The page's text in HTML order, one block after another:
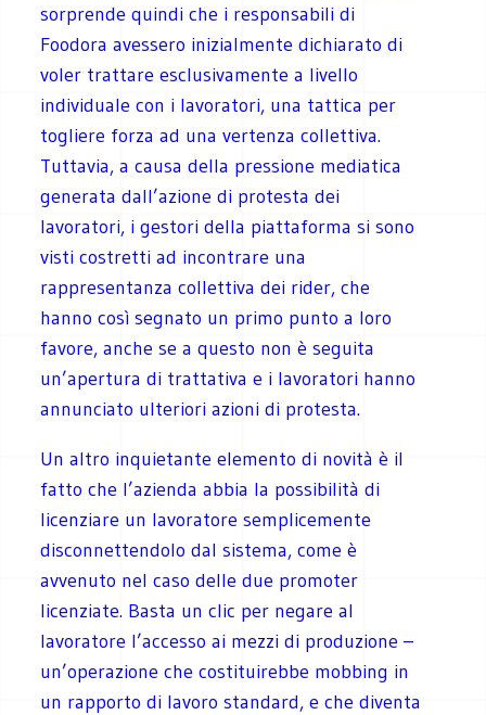
sorprende quindi che i responsabili di
Foodora avessero inizialmente dichiarato di
voler trattare esclusivamente a livello
individuale con i lavoratori, una tattica per
togliere forza ad una vertenza collettiva.
Tuttavia, a causa della pressione mediatica
generata dall’azione di protesta dei
lavoratori, i gestori della piattaforma si sono
visti costretti ad incontrare una
rappresentanza collettiva dei rider, che
hanno così segnato un primo punto a loro
favore, anche se a questo non è seguita
un’apertura di trattativa e i lavoratori hanno
annunciato ulteriori azioni di protesta.
Un altro inquietante elemento di novità è il
fatto che l’azienda abbia la possibilità di
licenziare un lavoratore semplicemente
disconnettendolo dal sistema, come è
avvenuto nel caso delle due promoter
licenziate. Basta un clic per negare al
lavoratore l’accesso ai mezzi di produzione –
un’operazione che costituirebbe mobbing in
un rapporto di lavoro standard, e che diventa